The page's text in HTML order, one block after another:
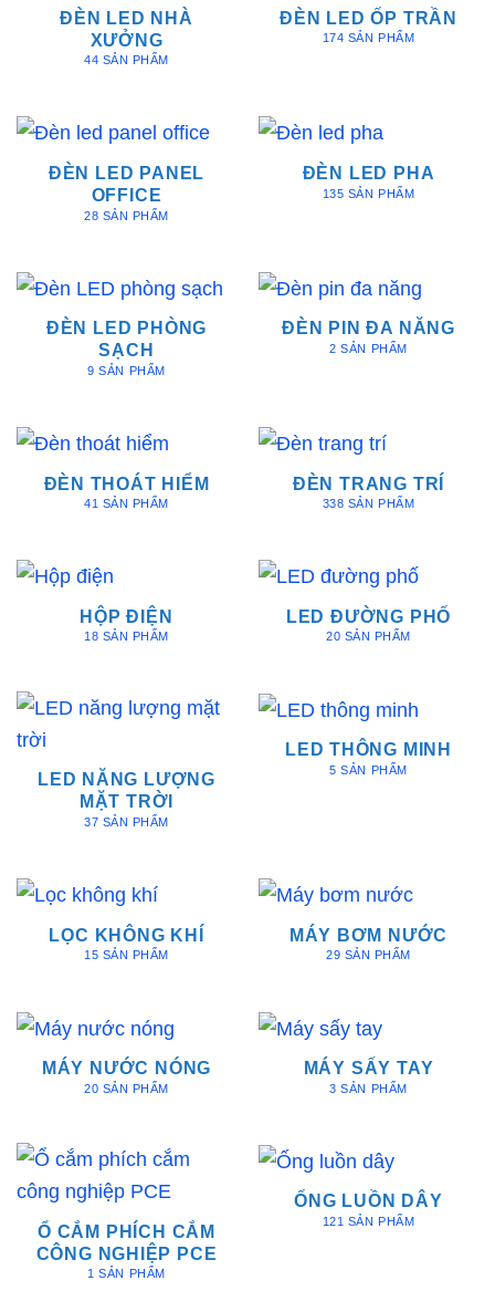
ĐÈN LED NHÀ
XƯỞNG
44 SẢN PHẨM
ĐÈN LED ỐP TRẦN
174 SẢN PHẨM
ĐÈN LED PANEL
OFFICE
28 SẢN PHẨM
ĐÈN LED PHA
135 SẢN PHẨM
ĐÈN LED PHÒNG
SẠCH
9 SẢN PHẨM
ĐÈN PIN ĐA NĂNG
2 SẢN PHẨM
ĐÈN THOÁT HIỂM
41 SẢN PHẨM
ĐÈN TRANG TRÍ
338 SẢN PHẨM
HỘP ĐIỆN
18 SẢN PHẨM
LED ĐƯỜNG PHỐ
20 SẢN PHẨM
LED NĂNG LƯỢNG
MẶT TRỜI
37 SẢN PHẨM
LED THÔNG MINH
5 SẢN PHẨM
LỌC KHÔNG KHÍ
15 SẢN PHẨM
MÁY BƠM NƯỚC
29 SẢN PHẨM
MÁY NƯỚC NÓNG
20 SẢN PHẨM
MÁY SẤY TAY
3 SẢN PHẨM
Ổ CẮM PHÍCH CẮM
CÔNG NGHIỆP PCE
1 SẢN PHẨM
ỐNG LUỒN DÂY
121 SẢN PHẨM